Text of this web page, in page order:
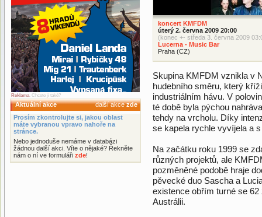
Reklama. Chcete ji také?
Aktuální akce další akcezde
Prosím zkontrolujte si, jakou oblast
máte vybranou vpravo nahoře na
stránce.
Nebo jednoduše nemáme v databázi
žádnou další akci. Víte o nějaké? Řekněte
nám o ní ve formuláři zde!
koncert KMFDM
úterý 2. června 2009 20:00
(konec +- středa 3. června 2009
Lucerna - Music Bar
Praha (CZ)
Skupina KMFDM vznikla v
hudebního směru, který
industriálním hávu. V
té době byla pýchou
tehdy na vrcholu. Díky
se kapela rychle vyvíjela a
Na začátku roku 1999 se
různých projektů, ale
pozměněné podobě hraje
pěvecké duo Sascha a
existence obřím turné se
Austrálii.